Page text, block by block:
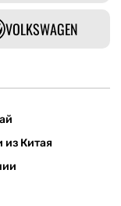
VOLKSWAGEN
из Китая